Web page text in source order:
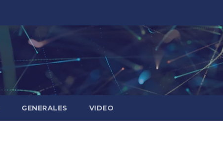
GENERALES VIDEO